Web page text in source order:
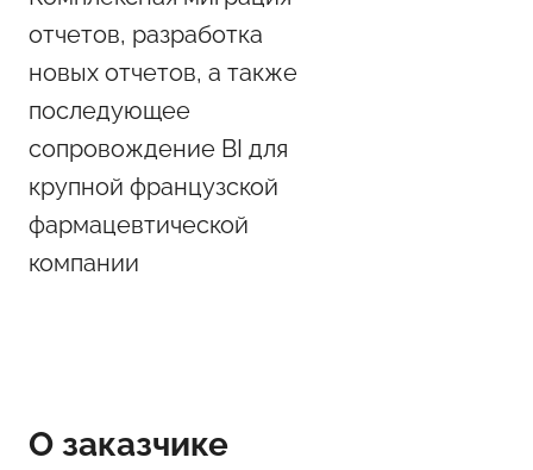
отчетов, разработка
новых отчетов, а также
последующее
сопровождение BI для
крупной французской
фармацевтической
компании
О заказчике